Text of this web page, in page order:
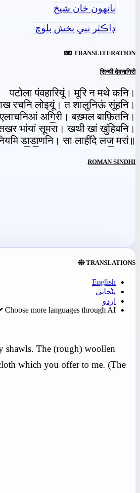
ٻانهون خان شيخ
ڊاڪٽر نبي بخش بلوچ
TRANSLITERATION
सिन्धी देवनागिरी
पटोला पंवहारियूं। मूरि न मथे कनि।
रचनि लोइयूं। त शालुनिऊं सूंहनि।
अगि॒री। बख़्मल बाफ़ितनि।
भांयां सूमरा। खथी खां खुंहिबनि।
डा॒डा॒णनि। सा लाहींदे लज॒ मरां॥
ROMAN SINDHI
TRANSLATIONS
English
پنْجابی
اردو
Choose more languages through AI
shawls. The (rough) woollen
which you offer to me. (The